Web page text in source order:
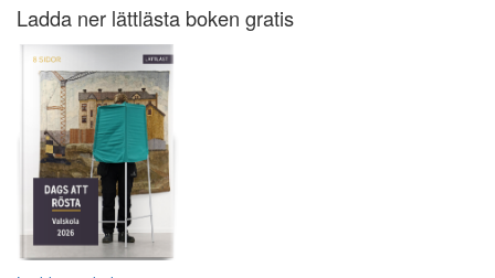
Ladda ner lättlästa boken gratis